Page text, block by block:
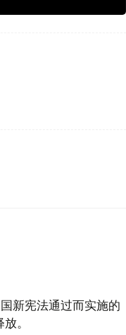
新宪法通过而实施的
。